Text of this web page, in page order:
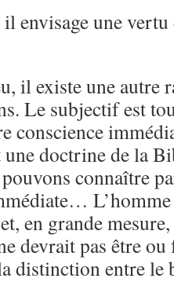
envisage une
il existe une autre
Le subjectif est
conscience
doctrine de la
connaître
L’homme
en grande
devrait pas être
distinction entre le